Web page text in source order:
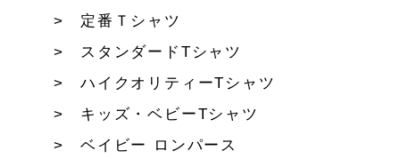
定番Ｔシャツ
スタンダードTシャツ
ハイクオリティーTシャツ
キッズ・ベビーTシャツ
ベイビー ロンパース